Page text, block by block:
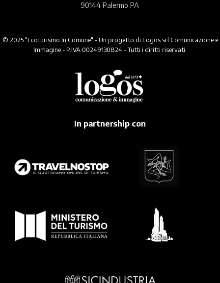
90144 Palermo PA
© 2025 "EcoTurismo In Comune" - Un progetto di Logos srl Comunicazione e
Immagine - P.IVA 00249130824 - Tutti i diritti riservati.
In partnership con